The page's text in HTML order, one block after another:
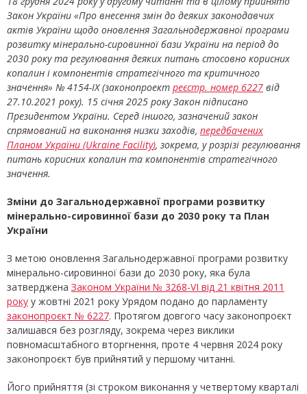
Закон України «Про внесення змін до деяких законодавчих
актів України щодо оновлення Загальнодержавної програми
розвитку мінерально-сировинної бази України на період до
2030 року та регулювання деяких питань стосовно корисних
копалин і компонентів стратегічного та критичного
значення» № 4154-ІХ (законопроект реєстр. номер 6227 від
27.10.2021 року). 15 січня 2025 року Закон підписано
Президентом України. Серед іншого, зазначений закон
спрямований на виконання низки заходів, передбачених
Планом України (Ukraine Facility), зокрема, у розрізі регулювання
питань корисних копалин та компонентів стратегічного
значення.
Зміни до Загальнодержавної програми розвитку
мінерально-сировинної бази до 2030 року та План
України
З метою оновлення Загальнодержавної програми розвитку
мінерально-сировинної бази до 2030 року, яка була
затверджена Законом України № 3268-VI від 21 квітня 2011
року у жовтні 2021 року Урядом подано до парламенту
законопроєкт № 6227. Протягом довгого часу законопроєкт
залишався без розгляду, зокрема через виклики
повномасштабного вторгнення, проте 4 червня 2024 року
законопроєкт був прийнятий у першому читанні.
Його прийняття (зі строком виконання у четвертому кварталі